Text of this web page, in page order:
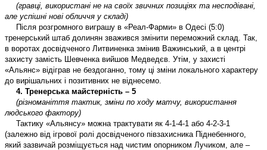
(гравці, використані не на своїх звичних позиціях та несподівані,
але успішні нові обличчя у складі)
Після розгромного виграшу в «Реал-Фарми» в Одесі (5:0)
тренерський штаб долинян зважився змінити переможний склад. Так,
в воротах досвідченого Литвиненка змінив Важинський, а в центрі
захисту замість Шевченка вийшов Медведєв. Утім, у захисті
«Альянс» відіграв не бездоганно, тому ці зміни локального характеру
до вирішальних і позитивних не віднесемо.
4. Тренерська майстерність – 5
(різноманіття тактик, зміни по ходу матчу, використання
людського фактору)
Тактику «Альянсу» можна трактувати як 4-1-4-1 або 4-2-3-1
(залежно від ігрової ролі досвідченого півзахисника Піднебенного,
який зазвичай розміщується над чистим опорником Лучиком, але –